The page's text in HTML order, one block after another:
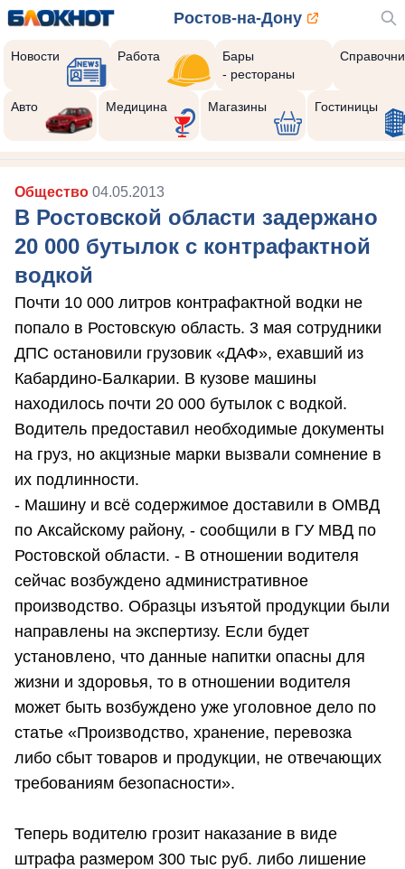
Ростов-на-Дону
Новости Работа
Бары
- рестораны
Авто Медицина Магазины Гостиницы
Общество 04.05.2013
В Ростовской области задержано
20 000 бутылок с контрафактной
водкой
Почти 10 000 литров контрафактной водки не
попало в Ростовскую область. 3 мая сотрудники
ДПС остановили грузовик «ДАФ», ехавший из
Кабардино-Балкарии. В кузове машины
находилось почти 20 000 бутылок с водкой.
Водитель предоставил необходимые документы
на груз, но акцизные марки вызвали сомнение в
их подлинности.
- Машину и всё содержимое доставили в ОМВД
по Аксайскому району, - сообщили в ГУ МВД по
Ростовской области. - В отношении водителя
сейчас возбуждено административное
производство. Образцы изъятой продукции были
направлены на экспертизу. Если будет
установлено, что данные напитки опасны для
жизни и здоровья, то в отношении водителя
может быть возбуждено уже уголовное дело по
статье «Производство, хранение, перевозка
либо сбыт товаров и продукции, не отвечающих
требованиям безопасности».
Теперь водителю грозит наказание в виде
штрафа размером 300 тыс руб. либо лишение